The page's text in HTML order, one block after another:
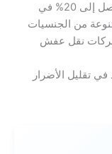
أفضل. هذا يمكن أن يزيد عدد العملاء بنسبة تصل إلى 20% في
من الجنسيات
تقليل الأضرار